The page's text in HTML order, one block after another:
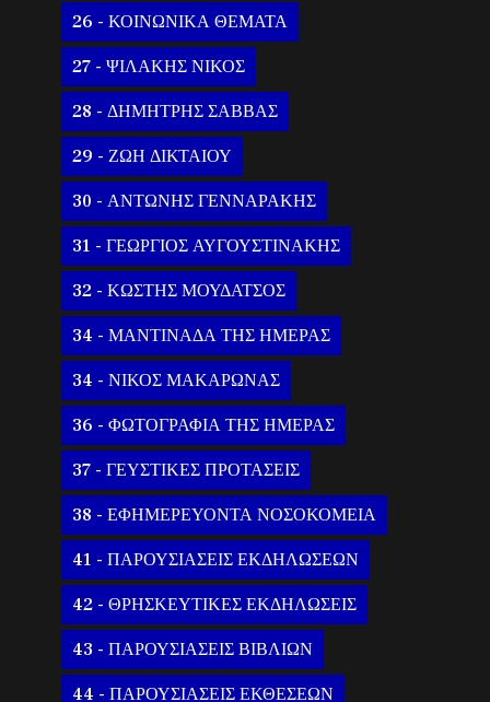
26 - ΚΟΙΝΩΝΙΚΑ ΘΕΜΑΤΑ
27 - ΨΙΛΑΚΗΣ ΝΙΚΟΣ
28 - ΔΗΜΗΤΡΗΣ ΣΑΒΒΑΣ
29 - ΖΩΗ ΔΙΚΤΑΙΟΥ
30 - ΑΝΤΩΝΗΣ ΓΕΝΝΑΡΑΚΗΣ
31 - ΓΕΩΡΓΙΟΣ ΑΥΓΟΥΣΤΙΝΑΚΗΣ
32 - ΚΩΣΤΗΣ ΜΟΥΔΑΤΣΟΣ
34 - ΜΑΝΤΙΝΑΔΑ ΤΗΣ ΗΜΕΡΑΣ
34 - ΝΙΚΟΣ ΜΑΚΑΡΩΝΑΣ
36 - ΦΩΤΟΓΡΑΦΙΑ ΤΗΣ ΗΜΕΡΑΣ
37 - ΓΕΥΣΤΙΚΕΣ ΠΡΟΤΑΣΕΙΣ
38 - ΕΦΗΜΕΡΕΥΟΝΤΑ ΝΟΣΟΚΟΜΕΙΑ
41 - ΠΑΡΟΥΣΙΑΣΕΙΣ ΕΚΔΗΛΩΣΕΩΝ
42 - ΘΡΗΣΚΕΥΤΙΚΕΣ ΕΚΔΗΛΩΣΕΙΣ
43 - ΠΑΡΟΥΣΙΑΣΕΙΣ ΒΙΒΛΙΩΝ
44 - ΠΑΡΟΥΣΙΑΣΕΙΣ ΕΚΘΕΣΕΩΝ